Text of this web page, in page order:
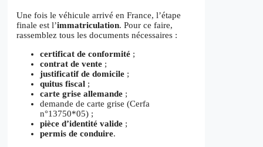
Une fois le véhicule arrivé en France, l’étape
finale est l’immatriculation. Pour ce faire,
rassemblez tous les documents nécessaires :
certificat de conformité ;
contrat de vente ;
justificatif de domicile ;
quitus fiscal ;
carte grise allemande ;
demande de carte grise (Cerfa
n°13750*05) ;
pièce d’identité valide ;
permis de conduire.